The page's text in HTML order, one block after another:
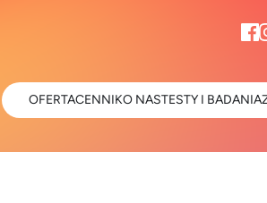
OFERTACENNIKO NASTESTY I BADANIA